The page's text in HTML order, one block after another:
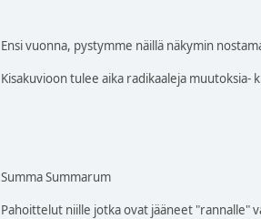
Ensi vuonna, pystymme näillä näkymin
Kisakuvioon tulee aika radikaaleja
Summa Summarum
Pahoittelut niille jotka ovat jääneet "rannalle"